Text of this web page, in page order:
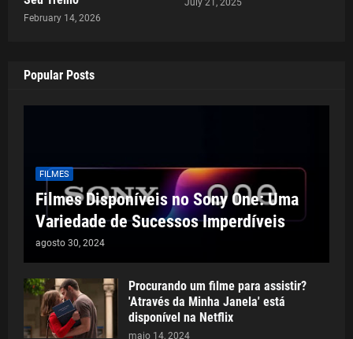
February 14, 2026
July 21, 2025
Popular Posts
FILMES
Filmes Disponíveis no Sony One: Uma
Variedade de Sucessos Imperdíveis
agosto 30, 2024
Procurando um filme para assistir?
'Através da Minha Janela' está
disponível na Netflix
maio 14, 2024